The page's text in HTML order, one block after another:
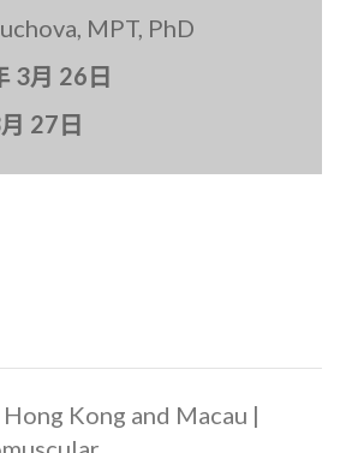
MPT, PhD
3月 26日
27日
Kong and Macau |